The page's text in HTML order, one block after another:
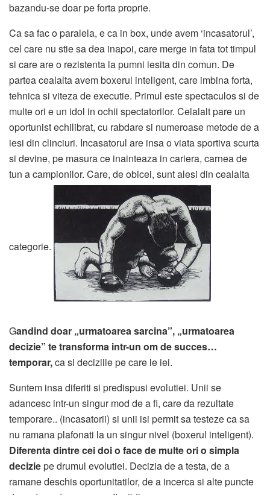
bazandu-se doar pe forta proprie.
Ca sa fac o paralela, e ca in box, unde avem ‘incasatorul’,
cel care nu stie sa dea inapoi, care merge in fata tot timpul
si care are o rezistenta la pumni iesita din comun. De
partea cealalta avem boxerul inteligent, care imbina forta,
tehnica si viteza de executie. Primul este spectaculos si de
multe ori e un idol in ochii spectatorilor. Celalalt pare un
oportunist echilibrat, cu rabdare si numeroase metode de a
iesi din clinciuri. Incasatorul are insa o viata sportiva scurta
si devine, pe masura ce inainteaza in cariera, carnea de
tun a campionilor. Care, de obicei, sunt alesi din cealalta
categorie.
Gandind doar „urmatoarea sarcina”, „urmatoarea
decizie” te transforma intr-un om de succes…
temporar,ca si deciziile pe care le iei.
Suntem insa diferiti si predispusi evolutiei. Unii se
adancesc intr-un singur mod de a fi, care da rezultate
temporare.. (incasatorii) si unii isi permit sa testeze ca sa
nu ramana plafonati la un singur nivel (boxerul inteligent).
Diferenta dintre cei doi o face de multe ori o simpla
deciziepe drumul evolutiei. Decizia de a testa, de a
ramane deschis oportunitatilor, de a incerca si alte puncte